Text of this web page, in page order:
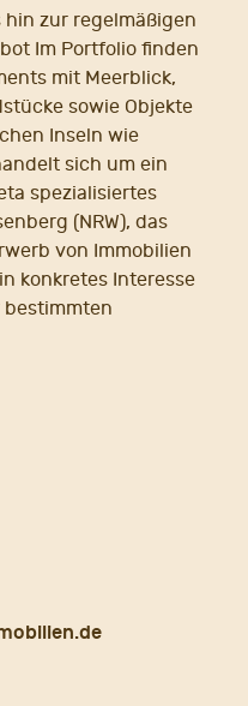
zur regelmäßigen
Im Portfolio finden
mit Meerblick,
sowie Objekte
Inseln wie
sich um ein
spezialisiertes
(NRW), das
von Immobilien
konkretes Interesse
bestimmten